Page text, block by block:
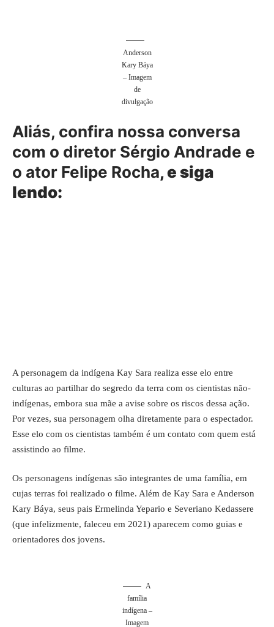
Anderson
Kary Báya
– Imagem
de
divulgação
Aliás, confira nossa conversa
com o diretor Sérgio Andrade e
o ator Felipe Rocha, e siga
lendo:
A personagem da indígena Kay Sara realiza esse elo entre
culturas ao partilhar do segredo da terra com os cientistas não-
indígenas, embora sua mãe a avise sobre os riscos dessa ação.
Por vezes, sua personagem olha diretamente para o espectador.
Esse elo com os cientistas também é um contato com quem está
assistindo ao filme.
Os personagens indígenas são integrantes de uma família, em
cujas terras foi realizado o filme. Além de Kay Sara e Anderson
Kary Báya, seus pais Ermelinda Yepario e Severiano Kedassere
(que infelizmente, faleceu em 2021) aparecem como guias e
orientadores dos jovens.
A
família
indígena –
Imagem